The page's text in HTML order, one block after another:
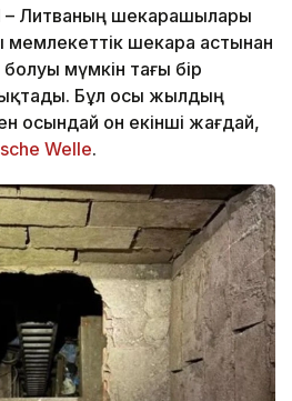
– Литваның шекарашылары
мемлекеттік шекара астынан
болуы мүмкін тағы бір
Бұл осы жылдың
осындай он екінші жағдай,
Welle.